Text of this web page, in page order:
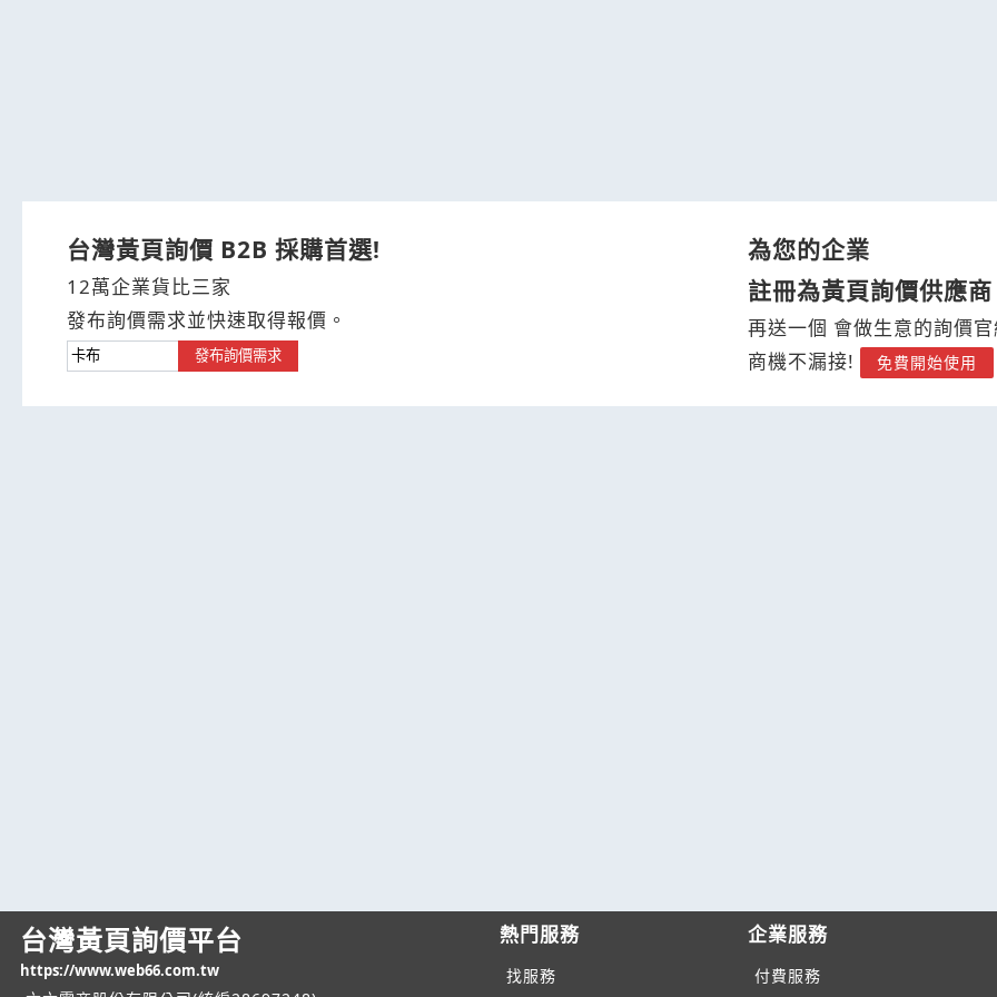
台灣黃頁詢價 B2B 採購首選!
12萬企業貨比三家
發布詢價需求並快速取得報價。
發布詢價需求
為您的企業
註冊為黃頁詢價供應商
再送一個 會做生意的詢價
商機不漏接!
免費開始使用
台灣黃頁詢價平台
https://www.web66.com.tw
熱門服務
找服務
企業服務
付費服務